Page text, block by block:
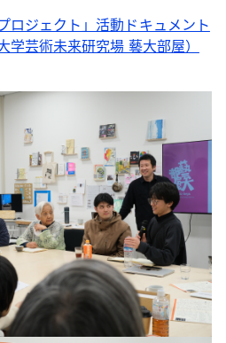
ロジェクト」活動ドキュメント
芸術未来研究場 藝大部屋）